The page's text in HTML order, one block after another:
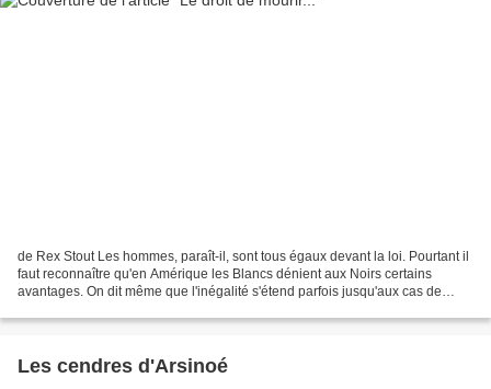
de Rex Stout Les hommes, paraît-il, sont tous égaux devant la loi. Pourtant il
faut reconnaître qu'en Amérique les Blancs dénient aux Noirs certains
avantages. On dit même que l'inégalité s'étend parfois jusqu'aux cas de
Les cendres d'Arsinoé